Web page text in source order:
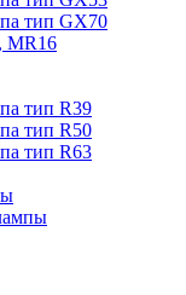
тип GX70
MR16
тип R39
тип R50
тип R63